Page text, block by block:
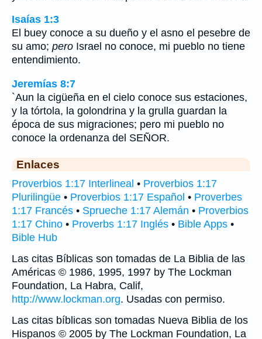
Isaías 1:3
El buey conoce a su dueño y el asno el pesebre de
su amo; pero Israel no conoce, mi pueblo no tiene
entendimiento.
Jeremías 8:7
`Aun la cigüeña en el cielo conoce sus estaciones,
y la tórtola, la golondrina y la grulla guardan la
época de sus migraciones; pero mi pueblo no
conoce la ordenanza del SEÑOR.
Enlaces
Proverbios 1:17 Interlineal • Proverbios 1:17
Plurilingüe • Proverbios 1:17 Español • Proverbes
1:17 Francés • Sprueche 1:17 Alemán • Proverbios
1:17 Chino • Proverbs 1:17 Inglés • Bible Apps •
Bible Hub
Las citas Bíblicas son tomadas de La Biblia de las
Américas © 1986, 1995, 1997 by The Lockman
Foundation, La Habra, Calif,
http://www.lockman.org. Usadas con permiso.
Las citas bíblicas son tomadas Nueva Biblia de los
Hispanos © 2005 by The Lockman Foundation, La